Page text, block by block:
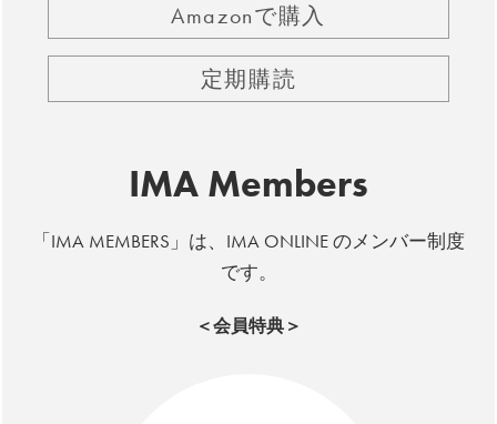
Amazonで購入
定期購読
IMA Members
「IMA MEMBERS」は、IMA ONLINE のメンバー制度
です。
＜会員特典＞